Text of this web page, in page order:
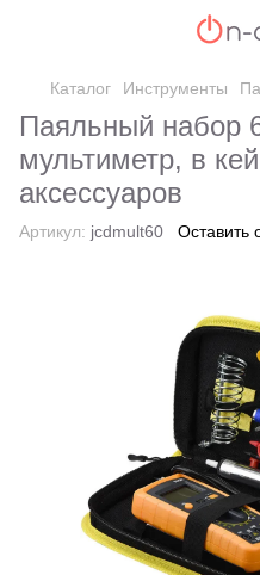
Каталог Инструменты
Паяльный набор
мультиметр, в
аксессуаров
Артикул: jcdmult60 Оставить